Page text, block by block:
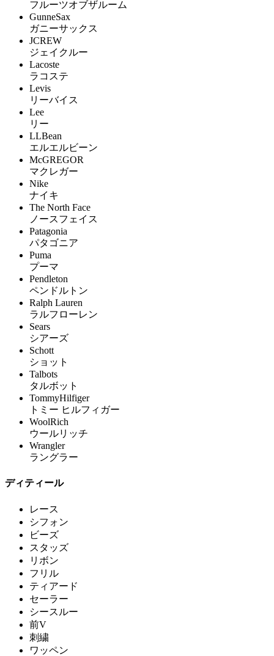
フルーツオブザルーム
GunneSax
ガニーサックス
JCREW
ジェイクルー
Lacoste
ラコステ
Levis
リーバイス
Lee
リー
LLBean
エルエルビーン
McGREGOR
マクレガー
Nike
ナイキ
The North Face
ノースフェイス
Patagonia
パタゴニア
Puma
プーマ
Pendleton
ペンドルトン
Ralph Lauren
ラルフローレン
Sears
シアーズ
Schott
ショット
Talbots
タルボット
TommyHilfiger
トミー ヒルフィガー
WoolRich
ウールリッチ
Wrangler
ラングラー
ディティール
レース
シフォン
ビーズ
スタッズ
リボン
フリル
ティアード
セーラー
シースルー
前V
刺繍
ワッペン